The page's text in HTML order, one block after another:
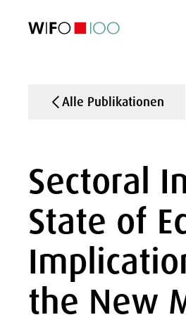
Alle Publikationen
Sectoral
State of
the New